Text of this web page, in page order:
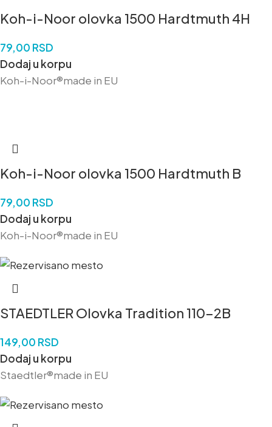
Koh-i-Noor olovka 1500 Hardtmuth 4H
79,00 RSD
Dodaj u korpu
Koh-i-Noor®made in EU
Koh-i-Noor olovka 1500 Hardtmuth B
79,00 RSD
Dodaj u korpu
Koh-i-Noor®made in EU
STAEDTLER Olovka Tradition 110-2B
149,00 RSD
Dodaj u korpu
Staedtler®made in EU